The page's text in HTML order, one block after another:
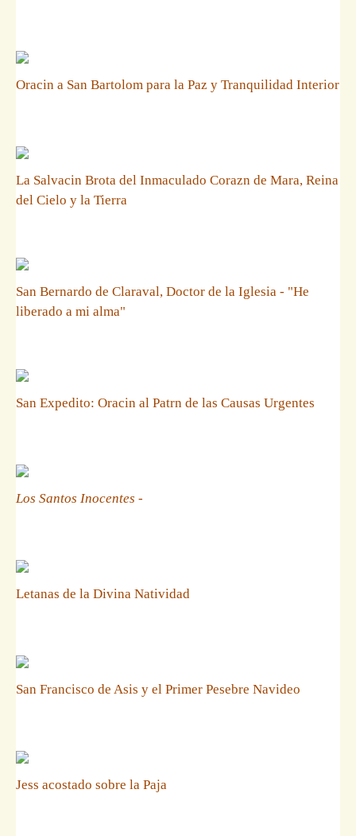
Oracin a San Bartolom para la Paz y Tranquilidad Interior
La Salvacin Brota del Inmaculado Corazn de Mara, Reina
del Cielo y la Tierra
San Bernardo de Claraval, Doctor de la Iglesia - "He
liberado a mi alma"
San Expedito: Oracin al Patrn de las Causas Urgentes
Los Santos Inocentes -
Letanas de la Divina Natividad
San Francisco de Asis y el Primer Pesebre Navideo
Jess acostado sobre la Paja